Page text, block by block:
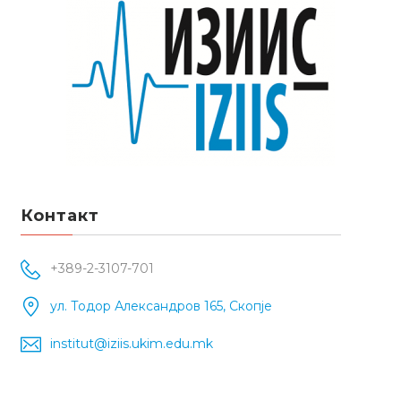
Контакт
+389-2-3107-701
ул. Тодор Александров 165, Скопје
institut@iziis.ukim.edu.mk